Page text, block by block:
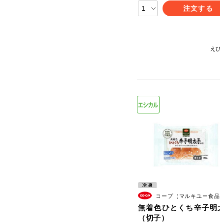
注文する
え
コープ（マルキユー食
無着色ひとくち辛子明
（切子）